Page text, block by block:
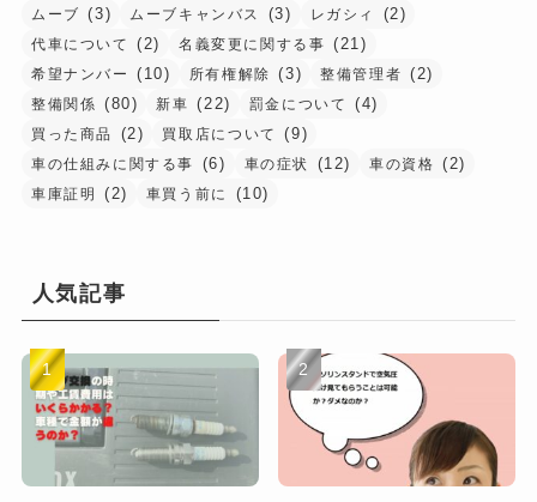
ムーブ (3) ムーブキャンバス (3) レガシィ (2)
代車について (2) 名義変更に関する事 (21)
希望ナンバー (10) 所有権解除 (3) 整備管理者 (2)
整備関係 (80) 新車 (22) 罰金について (4)
買った商品 (2) 買取店について (9)
車の仕組みに関する事 (6) 車の症状 (12) 車の資格 (2)
車庫証明 (2) 車買う前に (10)
人気記事